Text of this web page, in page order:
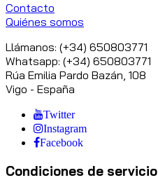
Contacto
Quiénes somos
Llámanos: (+34) 650803771
Whatsapp: (+34) 650803771
Rúa Emilia Pardo Bazán, 108
Vigo - España
Twitter
Instagram
Facebook
Condiciones de servicio